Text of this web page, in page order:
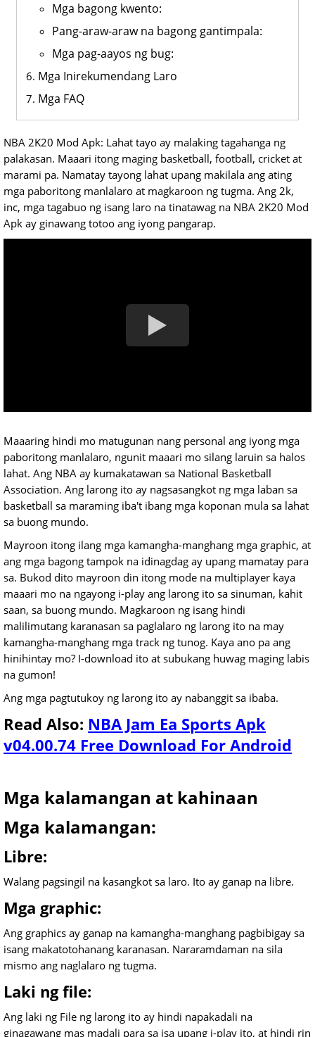
Mga bagong kwento:
Pang-araw-araw na bagong gantimpala:
Mga pag-aayos ng bug:
Mga Inirekumendang Laro
Mga FAQ
NBA 2K20 Mod Apk: Lahat tayo ay malaking tagahanga ng
palakasan. Maaari itong maging basketball, football, cricket at
marami pa. Namatay tayong lahat upang makilala ang ating
mga paboritong manlalaro at magkaroon ng tugma. Ang 2k,
inc, mga tagabuo ng isang laro na tinatawag na NBA 2K20 Mod
Apk ay ginawang totoo ang iyong pangarap.
Maaaring hindi mo matugunan nang personal ang iyong mga
paboritong manlalaro, ngunit maaari mo silang laruin sa halos
lahat. Ang NBA ay kumakatawan sa National Basketball
Association. Ang larong ito ay nagsasangkot ng mga laban sa
basketball sa maraming iba't ibang mga koponan mula sa lahat
sa buong mundo.
Mayroon itong ilang mga kamangha-manghang mga graphic, at
ang mga bagong tampok na idinagdag ay upang mamatay para
sa. Bukod dito mayroon din itong mode na multiplayer kaya
maaari mo na ngayong i-play ang larong ito sa sinuman, kahit
saan, sa buong mundo. Magkaroon ng isang hindi
malilimutang karanasan sa paglalaro ng larong ito na may
kamangha-manghang mga track ng tunog. Kaya ano pa ang
hinihintay mo? I-download ito at subukang huwag maging labis
na gumon!
Ang mga pagtutukoy ng larong ito ay nabanggit sa ibaba.
Read Also: NBA Jam Ea Sports Apk
v04.00.74 Free Download For Android
Mga kalamangan at kahinaan
Mga kalamangan:
Libre:
Walang pagsingil na kasangkot sa laro. Ito ay ganap na libre.
Mga graphic:
Ang graphics ay ganap na kamangha-manghang pagbibigay sa
isang makatotohanang karanasan. Nararamdaman na sila
mismo ang naglalaro ng tugma.
Laki ng file:
Ang laki ng File ng larong ito ay hindi napakadali na
ginagawang mas madali para sa isa upang i-play ito, at hindi rin